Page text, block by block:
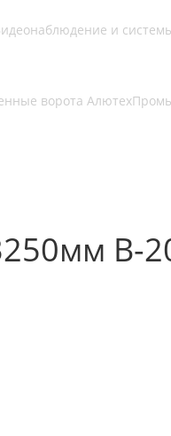
и
ворота Алютех
В-